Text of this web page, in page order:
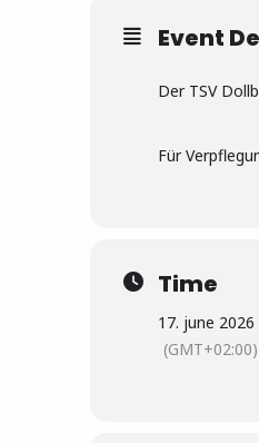
Event
Der TSV
Für
Time
17. june
(GMT+02:00)